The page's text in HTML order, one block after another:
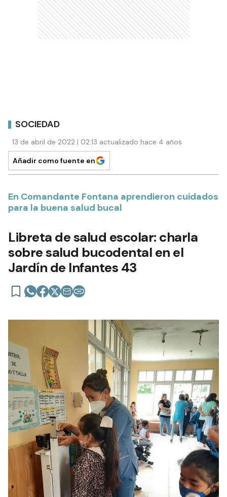
SOCIEDAD
13 de abril de 2022 | 02:13 actualizado hace 4 años
Añadir como fuente en
En Comandante Fontana aprendieron cuidados
para la buena salud bucal
Libreta de salud escolar: charla
sobre salud bucodental en el
Jardín de Infantes 43